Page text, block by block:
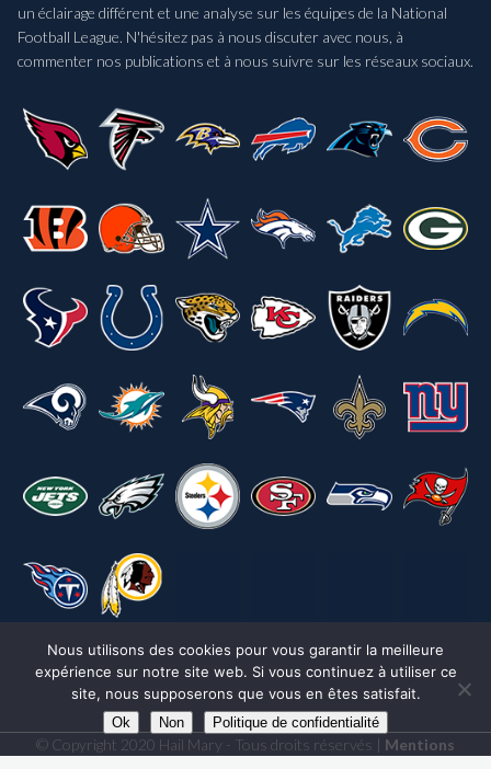
un éclairage différent et une analyse sur les équipes de la National
Football League. N'hésitez pas à nous discuter avec nous, à
commenter nos publications et à nous suivre sur les réseaux sociaux.
© Copyright 2020 Hail Mary - Tous droits réservés | Mentions
Nous utilisons des cookies pour vous garantir la meilleure
expérience sur notre site web. Si vous continuez à utiliser ce
site, nous supposerons que vous en êtes satisfait.
Ok Non Politique de confidentialité